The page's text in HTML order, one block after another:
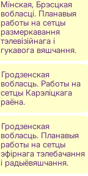
Мінская, Брэсцкая
вобласці. Планавыя
работы на сетцы
размеркавання
тэлевізійнага і
гукавога вяшчання.
Гродзенская
вобласць. Работы на
сетцы Карэліцкага
раёна.
Гродзенская
вобласць. Планавыя
работы на сетцы
эфірнага тэлебачання
і радыёвяшчання.